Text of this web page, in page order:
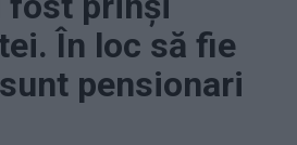
În loc să fie
pensionari